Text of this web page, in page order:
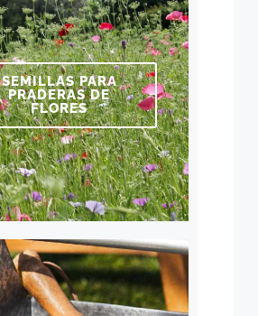
SEMILLAS PARA
PRADERAS DE
FLORES